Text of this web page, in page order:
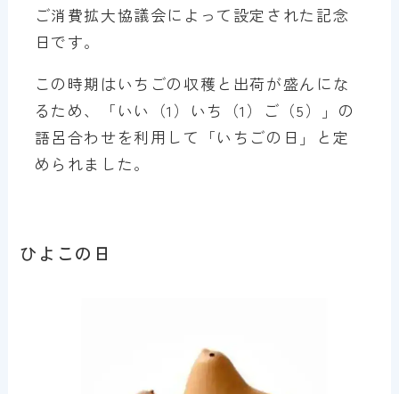
ご消費拡大協議会によって設定された記念
日です。
この時期はいちごの収穫と出荷が盛んにな
るため、「いい（1）いち（1）ご（5）」の
語呂合わせを利用して「いちごの日」と定
められました。
ひよこの日